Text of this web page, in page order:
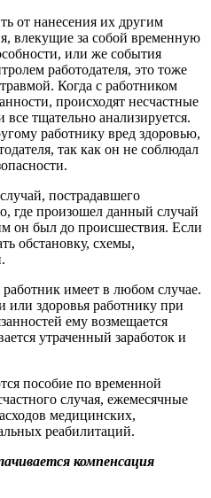
от нанесения их другим
влекущие за собой временную
или же события
работодателя, это тоже
Когда с работником
происходят несчастные
тщательно анализируется.
работнику вред здоровью,
так как он не соблюдал
пострадавшего
где произошел данный случай
он был до происшествия. Если
обстановку, схемы,
имеет в любом случае.
здоровья работнику при
ему возмещается
утраченный заработок и
пособие по временной
случая, ежемесячные
медицинских,
реабилитаций.
компенсация